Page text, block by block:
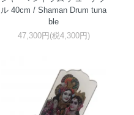
ル 40cm / Shaman Drum tuna
ble
47,300円(税4,300円)